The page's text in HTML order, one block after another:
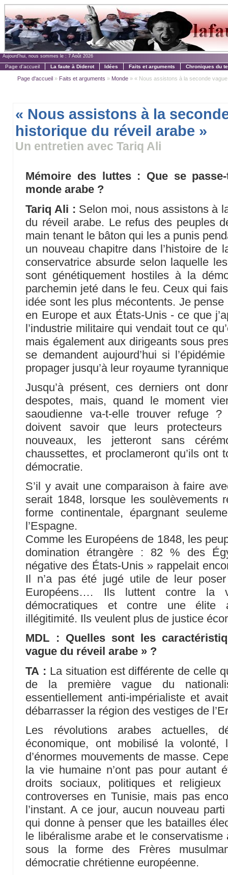
Aujourd'hui, nous sommes le : 7 Août 2026
Page d'accueil La faute à Diderot Idées Faits et arguments Chroniques du
Page d'accueil » Faits et arguments » Monde » « Nous assistons à la seconde
« Nous assistons à la
historique du réveil arabe »
Un entretien avec Tariq Ali
Mémoire des luttes : Que se
monde arabe ?
Tariq Ali : Selon moi, nous assistons à
du réveil arabe. Le refus des peuples
main tenant le bâton qui les a punis
un nouveau chapitre dans l’histoire de
conservatrice absurde selon laquelle
sont génétiquement hostiles à la
parchemin jeté dans le feu. Ceux qui
idée sont les plus mécontents. Je
en Europe et aux États-Unis - ce que
l’industrie militaire qui vendait tout ce
mais également aux dirigeants sous
se demandent aujourd’hui si
propager jusqu’à leur royaume
Jusqu’à présent, ces derniers ont
despotes, mais, quand le moment
saoudienne va-t-elle trouver refuge
doivent savoir que leurs
nouveaux, les jetteront sans
chaussettes, et proclameront qu’ils ont
démocratie.
S’il y avait une comparaison à faire
serait 1848, lorsque les soulèvements
forme continentale, épargnant
l’Espagne.
Comme les Européens de 1848, les
domination étrangère : 82 % des
négative des États-Unis » rappelait
Il n’a pas été jugé utile de leur
Européens…. Ils luttent contre la
démocratiques et contre une élite
illégitimité. Ils veulent plus de justice
MDL : Quelles sont les
vague du réveil arabe » ?
TA : La situation est différente de celle
de la première vague du
essentiellement anti-impérialiste et
débarrasser la région des vestiges de
Les révolutions arabes actuelles,
économique, ont mobilisé la
d’énormes mouvements de masse.
la vie humaine n’ont pas pour autant
droits sociaux, politiques et religieux
controverses en Tunisie, mais pas
l’instant. A ce jour, aucun nouveau
qui donne à penser que les batailles
le libéralisme arabe et le
sous la forme des Frères
démocratie chrétienne européenne.